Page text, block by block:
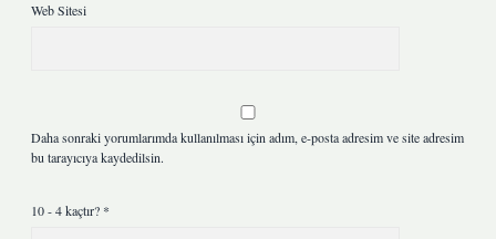
Web Sitesi
Daha sonraki yorumlarımda kullanılması için adım, e-posta adresim ve site adresim
bu tarayıcıya kaydedilsin.
10 - 4 kaçtır? *